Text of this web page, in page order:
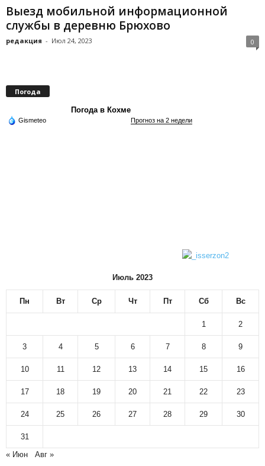
Выезд мобильной информационной
службы в деревню Брюхово
редакция - Июл 24, 2023 0
Погода
Погода в Кохме
Gismeteo Прогноз на 2 недели
Июль 2023
Пн Вт Ср Чт Пт Сб Вс
1 2
3 4 5 6 7 8 9
10 11 12 13 14 15 16
17 18 19 20 21 22 23
24 25 26 27 28 29 30
31
« Июн
Авг »